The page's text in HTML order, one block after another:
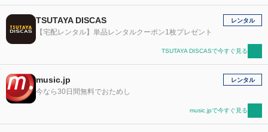
TSUTAYA DISCAS
【宅配レンタル】単品レンタルクーポン1枚プレゼント
レンタル
TSUTAYA DISCASで今すぐ見る
music.jp
今なら30日間無料でおためし
レンタル
music.jpで今すぐ見る